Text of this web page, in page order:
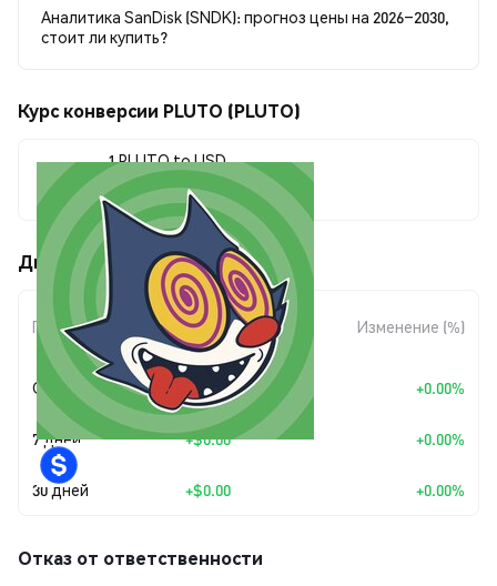
Аналитика SanDisk (SNDK): прогноз цены на 2026–2030,
стоит ли купить?
Курс конверсии PLUTO (PLUTO)
1 PLUTO to USD
$0.00000911
Движения цены PLUTO (PLUTO)
Период
Изменение
суммы
Изменение (%)
Сегодня +$0.00 +0.00%
7 дней +$0.00 +0.00%
30 дней +$0.00 +0.00%
Отказ от ответственности